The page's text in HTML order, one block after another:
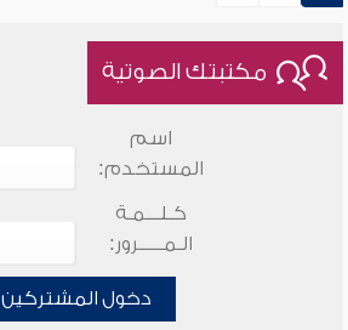
مكتبتك الصوتية
اسم
المستخدم:
كـلـــمـة
الـمـــــرور:
دخول المشتركين